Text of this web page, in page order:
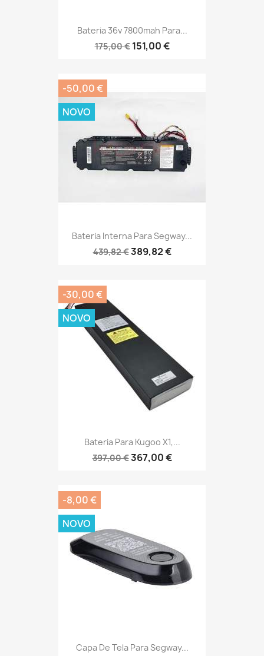
Bateria 36v 7800mah Para...
175,00 € 151,00 €
Bateria Interna Para Segway...
439,82 €389,82 €
-50,00 €
NOVO
Bateria Para Kugoo X1,...
397,00 €367,00 €
-30,00 €
NOVO
Capa De Tela Para Segway...
-8,00 €
NOVO